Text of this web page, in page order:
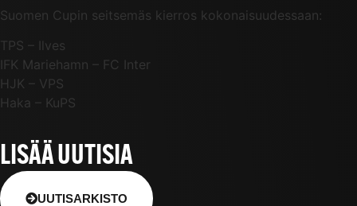
Suomen Cupin seitsemäs kierros kokonaisuudessaan:
TPS – Ilves
IFK Mariehamn – FC Inter
HJK – VPS
Haka – KuPS
LISÄÄ UUTISIA
UUTISARKISTO